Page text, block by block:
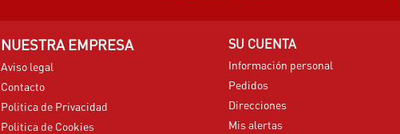
NUESTRA EMPRESA
Aviso legal
Contacto
Politica de Privacidad
Politica de Cookies
SU CUENTA
Información personal
Pedidos
Direcciones
Mis alertas